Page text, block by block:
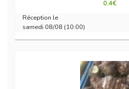
0.4€
Réception le
samedi 08/08 (10:00)